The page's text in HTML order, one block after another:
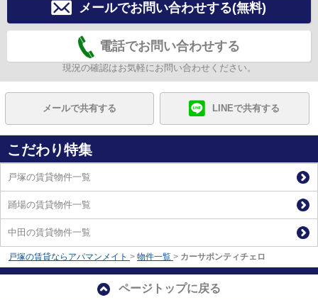
メールでお問い合わせする(無料)
電話でお問い合わせする
現況の確認はお気軽にお問い合わせください。
メールで共有する LINEで共有する
こだわり特集
戸塚の賃貸物件一覧
踊場の賃貸物件一覧
中田の賃貸物件一覧
戸塚の賃貸ならアパマンメイト > 物件一覧 > カーサポンティチェロ
ページトップに戻る